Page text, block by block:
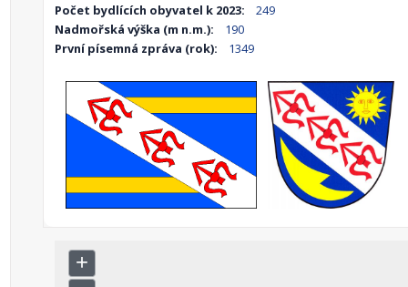
Počet bydlících obyvatel k 2023:
249
Nadmořská výška (m n.m.):
190
První písemná zpráva (rok):
1349